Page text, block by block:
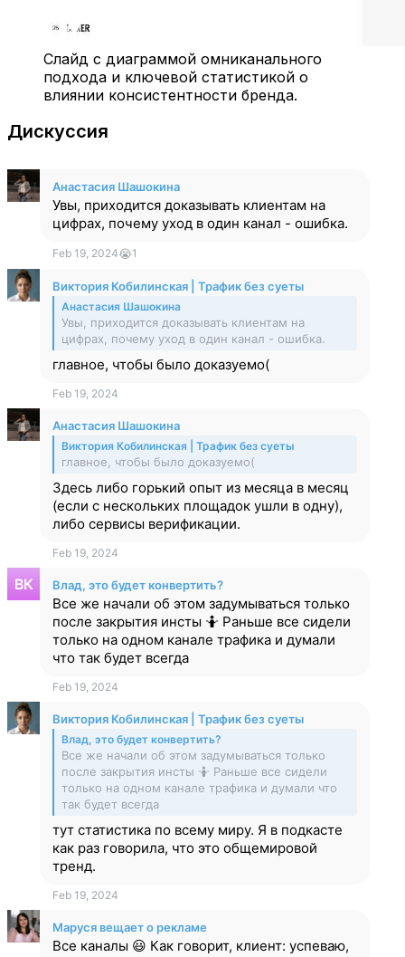
Слайд с диаграммой омниканального
подхода и ключевой статистикой о
влиянии консистентности бренда.
Дискуссия
Анастасия Шашокина
Увы, приходится доказывать клиентам на
цифрах, почему уход в один канал - ошибка.
Feb 19, 2024😭1
Виктория Кобилинская | Трафик без суеты
Анастасия Шашокина
Увы, приходится доказывать клиентам на
цифрах, почему уход в один канал - ошибка.
главное, чтобы было доказуемо(
Feb 19, 2024
Анастасия Шашокина
Виктория Кобилинская | Трафик без суеты
главное, чтобы было доказуемо(
Здесь либо горький опыт из месяца в месяц
(если с нескольких площадок ушли в одну),
либо сервисы верификации.
Feb 19, 2024
Влад, это будет конвертить?
Все же начали об этом задумываться только
после закрытия инсты 🤷 Раньше все сидели
только на одном канале трафика и думали
что так будет всегда
Feb 19, 2024
Виктория Кобилинская | Трафик без суеты
Влад, это будет конвертить?
Все же начали об этом задумываться только
после закрытия инсты 🤷 Раньше все сидели
только на одном канале трафика и думали что
так будет всегда
тут статистика по всему миру. Я в подкасте
как раз говорила, что это общемировой
тренд.
Feb 19, 2024
Маруся вещает о рекламе
Все каналы 😃 Как говорит, клиент: успеваю,